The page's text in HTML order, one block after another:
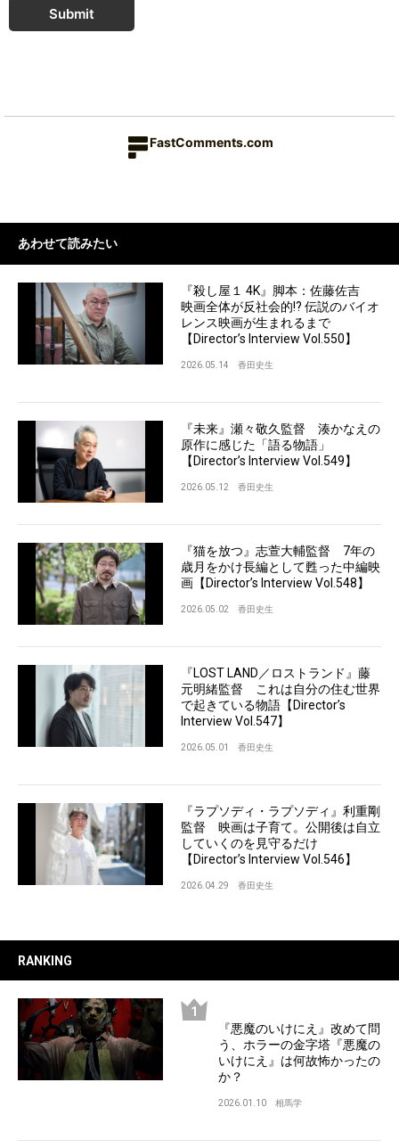
Submit
FastComments.com
あわせて読みたい
『殺し屋１ 4K』脚本：佐藤佐吉
映画全体が反社会的!? 伝説のバイオ
レンス映画が生まれるまで
【Director’s Interview Vol.550】
2026.05.14 香田史生
『未来』瀬々敬久監督 湊かなえの
原作に感じた「語る物語」
【Director’s Interview Vol.549】
2026.05.12 香田史生
『猫を放つ』志萱大輔監督 7年の
歳月をかけ長編として甦った中編映
画【Director’s Interview Vol.548】
2026.05.02 香田史生
『LOST LAND／ロストランド』藤
元明緒監督 これは自分の住む世界
で起きている物語【Director’s
Interview Vol.547】
2026.05.01 香田史生
『ラプソディ・ラプソディ』利重剛
監督 映画は子育て。公開後は自立
していくのを見守るだけ
【Director’s Interview Vol.546】
2026.04.29 香田史生
RANKING
『悪魔のいけにえ』改めて問
う、ホラーの金字塔『悪魔の
いけにえ』は何故怖かったの
か？
2026.01.10 相馬学